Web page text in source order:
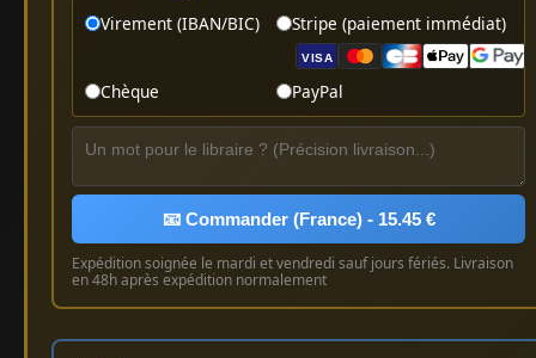
Virement (IBAN/BIC)
Stripe (paiement immédiat)
VISA
Chèque PayPal
📧 Commander (France) - 15.45 €
Expédition soignée le mardi et vendredi sauf jours fériés. Livraison
en 48h après expédition normalement